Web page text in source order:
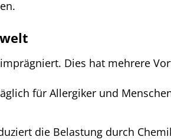
Dies hat mehrere
für Allergiker und
die Belastung durch